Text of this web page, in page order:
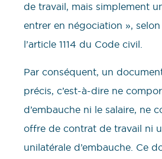
de travail, mais simplement
entrer en négociation »,
l’article 1114 du Code civil.
Par conséquent, un
précis, c’est-à-dire ne
d’embauche ni le salaire, ne
offre de contrat de travail ni
unilatérale d’embauche. Ce